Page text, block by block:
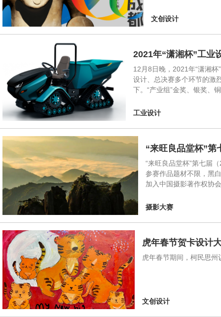
文创设计
2021年“潇湘杯”工业
12月8日晚，2021年“潇湘
设计、总决赛多个环节的激
下。“产业组”金奖、银奖、
工业设计
“来旺良品堂杯”第
“来旺良品堂杯”第七届
参赛作品题材不限，黑
加入中国摄影著作权协
摄影大赛
虎年春节贺卡设计
虎年春节期间，柯民思
文创设计